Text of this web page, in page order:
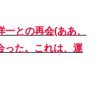
との再会(ああ、
った。これは、運